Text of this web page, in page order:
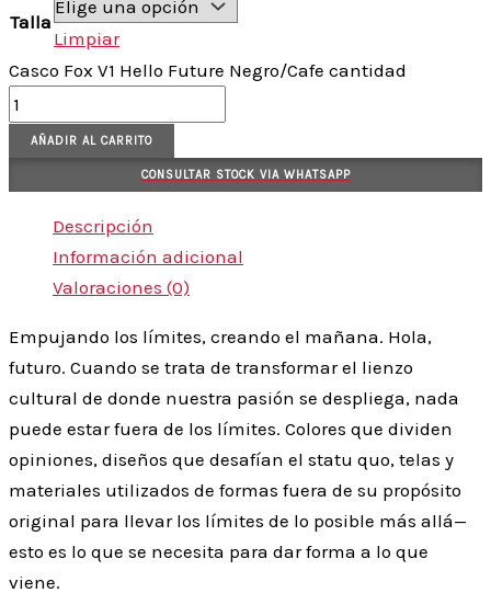
Talla
Limpiar
Casco Fox V1 Hello Future Negro/Cafe cantidad
AÑADIR AL CARRITO
CONSULTAR STOCK VIA WHATSAPP
Descripción
Información adicional
Valoraciones (0)
Empujando los límites, creando el mañana. Hola,
futuro. Cuando se trata de transformar el lienzo
cultural de donde nuestra pasión se despliega, nada
puede estar fuera de los límites. Colores que dividen
opiniones, diseños que desafían el statu quo, telas y
materiales utilizados de formas fuera de su propósito
original para llevar los límites de lo posible más allá—
esto es lo que se necesita para dar forma a lo que
viene.